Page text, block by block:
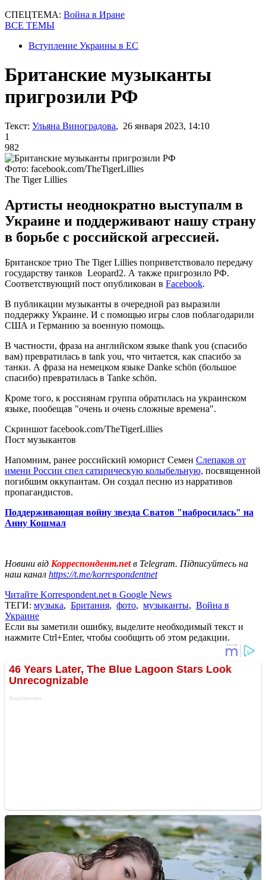
СПЕЦТЕМА: Война в Иране
ВСЕ ТЕМЫ
Вступление Украины в ЕС
Британские музыканты
пригрозили РФ
Текст: Ульяна Виноградова, 26 января 2023, 14:10
1
982
Фото: facebook.com/TheTigerLillies
The Tiger Lillies
Артисты неоднократно выступалм в
Украине и поддерживают нашу страну
в борьбе с российской агрессией.
Британское трио The Tiger Lillies поприветствовало передачу
государству танков Leopard2. А также пригрозило РФ.
Соответствующий пост опубликован в Facebook.
В публикации музыканты в очередной раз выразили
поддержку Украине. И с помощью игры слов поблагодарили
США и Германию за военную помощь.
В частности, фраза на английском языке thank you (спасибо
вам) превратилась в tank you, что читается, как спасибо за
танки. А фраза на немецком языке Danke schön (большое
спасибо) превратилась в Tanke schön.
Кроме того, к россиянам группа обратилась на украинском
языке, пообещав "очень и очень сложные времена".
Скриншот facebook.com/TheTigerLillies
Пост музыкантов
Напомним, ранее российский юморист Семен Слепаков от
имени России спел сатирическую колыбельную, посвященной
погибшим оккупантам. Он создал песню из нарративов
пропагандистов.
Поддерживающая войну звезда Сватов "набросилась" на
Анну Кошмал
Новини від Корреспондент.netв Telegram. Підписуйтесь на
наш канал https://t.me/korrespondentnet
Читайте Korrespondent.net в Google News
ТЕГИ: музыка, Британия, фото, музыканты, Война в
Украине
Если вы заметили ошибку, выделите необходимый текст и
нажмите Ctrl+Enter, чтобы сообщить об этом редакции.